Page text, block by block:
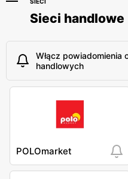
Sieci handlowe
Włącz powiadomienia
handlowych
POLOmarket